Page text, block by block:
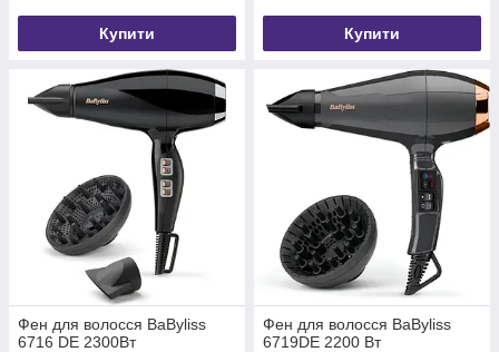
Купити Купити
Фен для волосся BaByliss
6716 DE 2300Вт
Фен для волосся BaByliss
6719DE 2200 Вт